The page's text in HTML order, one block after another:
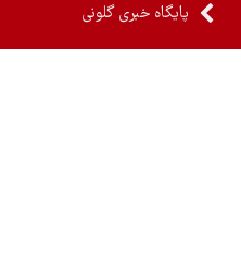
پایگاه خبری گلونی